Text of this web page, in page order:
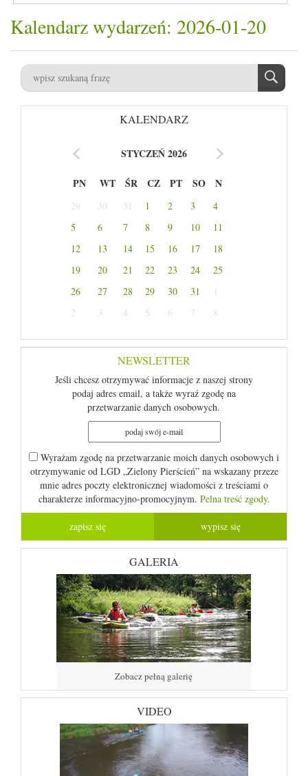
Kalendarz wydarzeń: 2026-01-20
KALENDARZ
STYCZEŃ 2026
PN WT ŚR CZ PT SO N
29 30 31 1 2 3
4
5
6 7 8 9 10
11
12
13 14 15 16 17
18
19
20 21 22 23 24
25
26
27 28 29 30 31
1
2
3 4 5 6 7 8
NEWSLETTER
Jeśli chcesz otrzymywać informacje z naszej strony
podaj adres email, a także wyraź zgodę na
przetwarzanie danych osobowych.
Wyrażam zgodę na przetwarzanie moich danych osobowych i
otrzymywanie od LGD „Zielony Pierścień” na wskazany przeze
mnie adres poczty elektronicznej wiadomości z treściami o
charakterze informacyjno-promocyjnym. Pelna treść zgody.
GALERIA
Zobacz pełną galerię
VIDEO